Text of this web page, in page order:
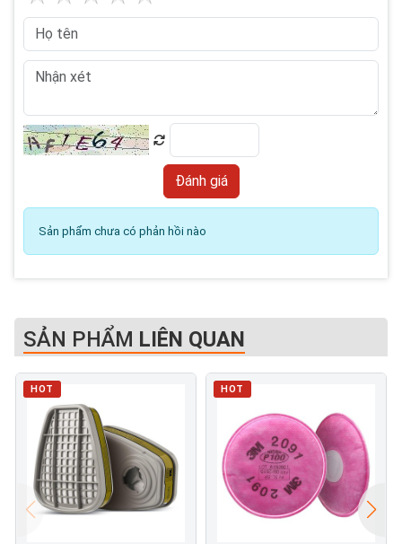
Sản phẩm chưa có phản hồi nào
SẢN PHẨM LIÊN QUAN
HOT HOT